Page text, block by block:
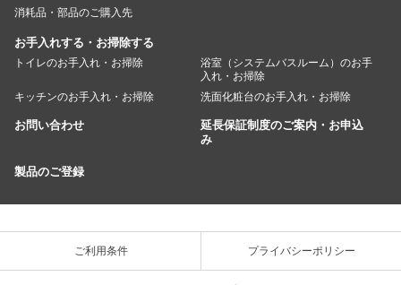
消耗品・部品のご購入先
お手入れする・お掃除する
トイレのお手入れ・お掃除
浴室（システムバスルーム）のお手
入れ・お掃除
キッチンのお手入れ・お掃除
洗面化粧台のお手入れ・お掃除
お問い合わせ
延長保証制度のご案内・お申込
み
製品のご登録
ご利用条件 プライバシーポリシー